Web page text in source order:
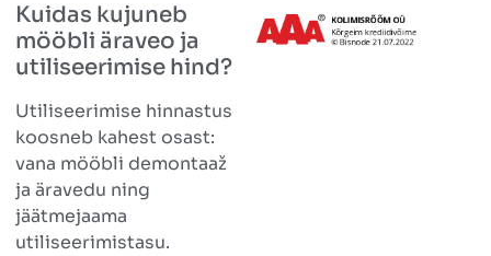
Kuidas kujuneb
mööbli äraveo ja
utiliseerimise hind?
Utiliseerimise hinnastus
koosneb kahest osast:
vana mööbli demontaaž
ja äravedu ning
jäätmejaama
utiliseerimistasu.